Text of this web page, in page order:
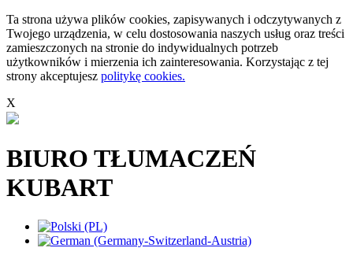
Ta strona używa plików cookies, zapisywanych i odczytywanych z
Twojego urządzenia, w celu dostosowania naszych usług oraz treści
zamieszczonych na stronie do indywidualnych potrzeb
użytkowników i mierzenia ich zainteresowania. Korzystając z tej
strony akceptujesz politykę cookies.
X
BIURO TŁUMACZEŃ
KUBART